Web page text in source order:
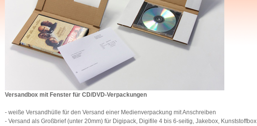
Versandbox mit Fenster für CD/DVD-Verpackungen
- weiße Versandhülle für den Versand einer Medienverpackung mit Anschreiben
- Versand als Großbrief (unter 20mm) für Digipack, Digifile 4 bis 6-seitig, Jakebox, Kunststoffbox